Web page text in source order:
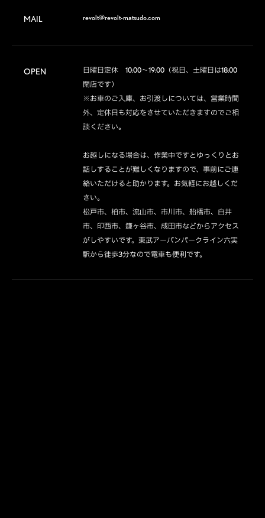
MAIL revolt@revolt-matsudo.com
OPEN
日曜日定休　10:00～19:00（祝日、土曜日は18:00
閉店です）
※お車のご入庫、お引渡しについては、営業時間
外、定休日も対応をさせていただきますのでご相
談ください。
お越しになる場合は、作業中ですとゆっくりとお
話しすることが難しくなりますので、事前にご連
絡いただけると助かります。お気軽にお越しくだ
さい。
松戸市、柏市、流山市、市川市、船橋市、白井
市、印西市、鎌ヶ谷市、成田市などからアクセス
がしやすいです。東武アーバンパークライン六実
駅から徒歩3分なので電車も便利です。